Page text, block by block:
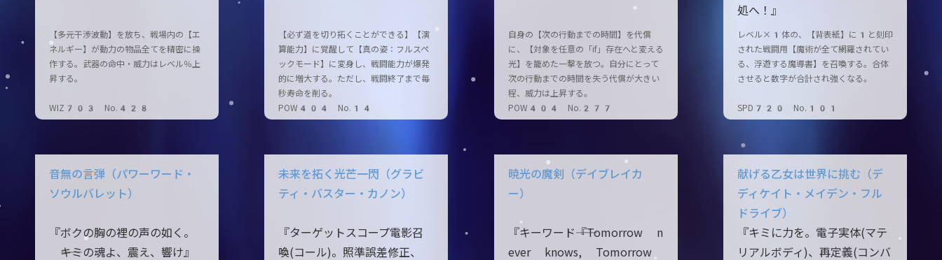
【多元干渉波動】を放ち、戦場内の【エ
ネルギー】が動力の物品全てを精密に操
作する。武器の命中・威力はレベル％上
昇する。
WIZ703 No.428
【必ず道を切り拓くことができる】【演
算能力】に覚醒して【真の姿：フルスペ
ックモード】に変身し、戦闘能力が爆発
的に増大する。ただし、戦闘終了まで毎
秒寿命を削る。
POW404 No.14
自身の【次の行動までの時間】を代償
に、【対象を任意の「if」存在へと変える
光】を籠めた一撃を放つ。自分にとって
次の行動までの時間を失う代償が大きい
程、威力は上昇する。
POW404 No.277
処へ！』
レベル×1体の、【背表紙】に1と刻印
された戦闘用【魔術が全て網羅されてい
る、浮遊する魔導書】を召喚する。合体
させると数字が合計され強くなる。
SPD720 No.101
音無の言弾（パワーワード・
ソウルバレット）
『ボクの胸の裡の声の如く。
――キミの魂よ、震え、響け』
未来を拓く光芒一閃（グラビ
ティ・バスター・カノン）
『ターゲットスコープ電影召
喚(コール)。照準誤差修正、
暁光の魔剣（デイブレイカ
ー）
『キーワード――『Tomorrow n
ever knows, Tomorrow
献げる乙女は世界に挑む（デ
ディケイト・メイデン・フル
ドライブ）
『キミに力を。電子実体(マテ
リアルボディ)、再定義(コンバ